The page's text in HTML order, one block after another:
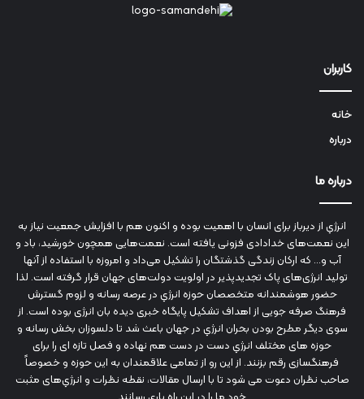
کاربران
خانه
درباره
درباره ما
انرژي‌ از دیرباز برای انسان با اهمیت بوده و اکنون هم با افزایش جمعیت نیاز به
این نعمت‌های خدادادی فزونی یافته است. نعمت‌هایی همچون خورشید، باد و
آب و... که ارکان زندگی گذشتگان را تشکیل می‌داد و امروزه با استفاده از آنها
تولید انرژی‌های پاک تجدیدپذیر در اولویت دولت‌های جهان قرار گرفته است. لذا
حضور هوشمندانه متخصصان حوزه انرژي در عرصه رسانه و لزوم گسترش
فرهنگ صرفه جویی از اهداف تشکیل پایگاه خبری دیده بان انرژی بوده است. از
سوی دیگر مطرح بودن بحران انرژي در جهان باعث شد تا دلسوزان بخش رسانه و
حوزه های مختلف انرژي دست در دست هم نهاده و فصل تازه ای را برای
فرهنگسازی رقم بزنند. از این رو از تمامی علاقمندان به این حوزه و خصوصاً
صاحب نظران دعوت می شود تا با ارسال مقالات، نقطه نظرات و انرژي‌های مثبت